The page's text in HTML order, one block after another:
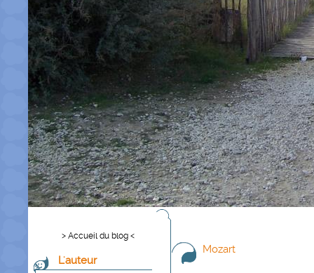
> Accueil du blog <
L'auteur
Mozart